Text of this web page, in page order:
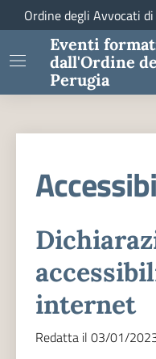
Ordine degli Avvocati
Eventi
dall'Ordine
Perugia
internet
Redatta il 03/01/